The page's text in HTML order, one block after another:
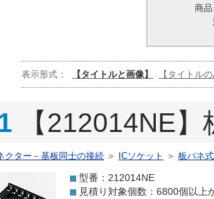
商
表示形式： 【タイトルと画像】 【タイトル
【212014NE
クター－基板同士の接続 ＞ ICソケット ＞ 板バネ
型番：212014NE
見積り対象個数：6800個以上